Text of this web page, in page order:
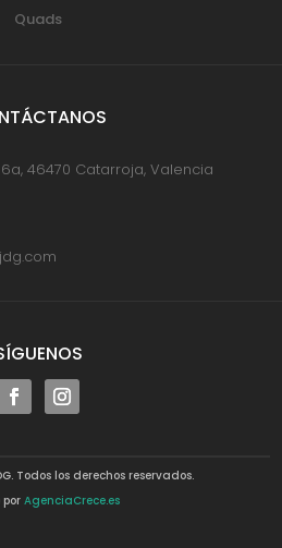
Quads
6a, 46470 Catarroja, Valencia
Todos los derechos reservados.
AgenciaCrece.es